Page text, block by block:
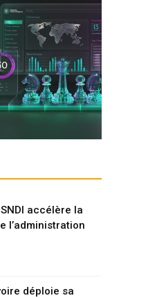
accélère la
l’administration
déploie sa